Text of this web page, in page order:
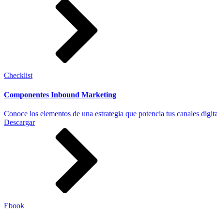
Checklist
Componentes Inbound Marketing
Conoce los elementos de una estrategia que potencia tus canales
Descargar
Ebook